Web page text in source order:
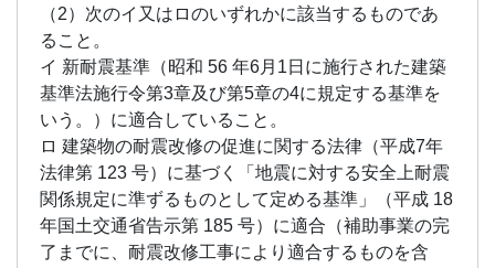
金
1.21
津野
町の
助成
金
1.22
東洋
町の
助成
金
（2）次のイ又はロのいずれかに該当するものであ
ること。
イ 新耐震基準（昭和 56 年6月1日に施行された建築
基準法施行令第3章及び第5章の4に規定する基準を
いう。）に適合していること。
ロ 建築物の耐震改修の促進に関する法律（平成7年
法律第 123 号）に基づく「地震に対する安全上耐震
関係規定に準ずるものとして定める基準」（平成 18
年国土交通省告示第 185 号）に適合（補助事業の完
了までに、耐震改修工事により適合するものを含